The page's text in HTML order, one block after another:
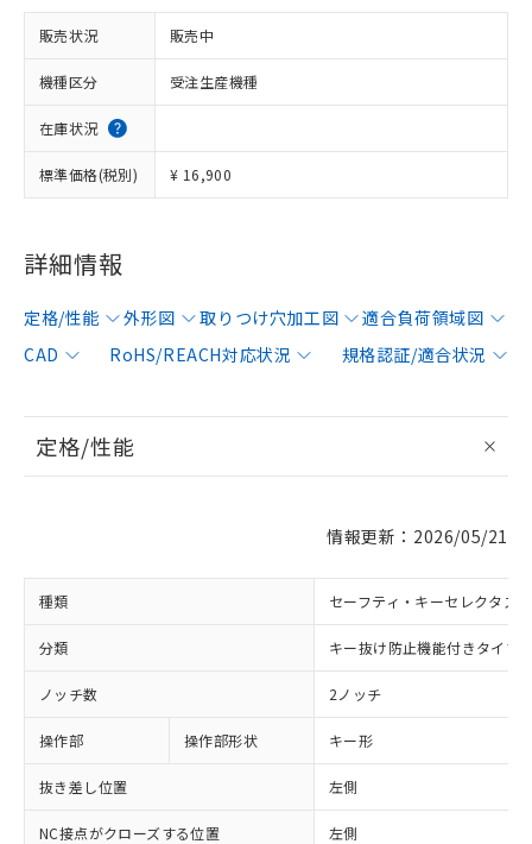
販売状況 販売中
機種区分 受注生産機種
在庫状況
標準価格(税別) ¥ 16,900
詳細情報
定格/性能 外形図 取りつけ穴加工図
適合負荷領域図
CAD
RoHS/REACH対応状況 規格認証/適合状況
定格/性能
情報更新：2026/05/21
種類 セーフティ・キーセレクタス
分類 キー抜け防止機能付きタイプ
ノッチ数 2ノッチ
操作部 操作部形状 キー形
抜き差し位置 左側
NC接点がクローズする位置 左側